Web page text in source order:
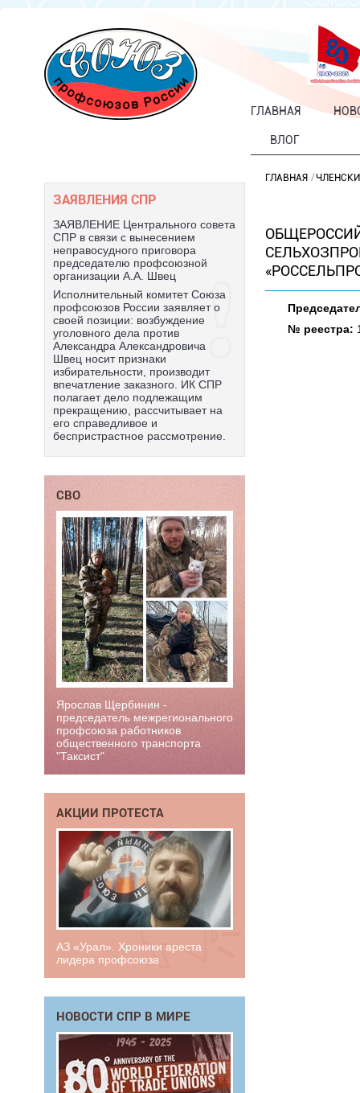
ГЛАВНАЯ
ВЛОГ
ЗАЯВЛЕНИЯ СПР
ЗАЯВЛЕНИЕ Центрального совета
СПР в связи с вынесением
неправосудного приговора
председателю профсоюзной
организации А.А. Швец
Исполнительный комитет Союза
профсоюзов России заявляет о
своей позиции: возбуждение
уголовного дела против
Александра Александровича
Швец носит признаки
избирательности, производит
впечатление заказного. ИК СПР
полагает дело подлежащим
прекращению, рассчитывает на
его справедливое и
беспристрастное рассмотрение.
СВО
Ярослав Щербинин -
председатель межрегионального
профсоюза работников
общественного транспорта
"Таксист"
АКЦИИ ПРОТЕСТА
АЗ «Урал». Хроники ареста
лидера профсоюза
НОВОСТИ СПР В МИРЕ
ГЛАВНАЯ
№ реестра: